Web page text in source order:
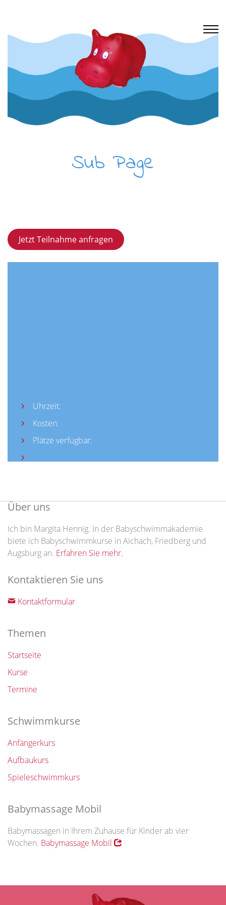
Sub Page
Jetzt Teilnahme anfragen
Uhrzeit:
Kosten:
Plätze verfügbar:
Über uns
Ich bin Margita Hennig. In der Babyschwimmakademie
biete ich Babyschwimmkurse in Aichach, Friedberg und
Augsburg an. Erfahren Sie mehr.
Kontaktieren Sie uns
Kontaktformular
Themen
Startseite
Kurse
Termine
Schwimmkurse
Anfängerkurs
Aufbaukurs
Spieleschwimmkurs
Babymassage Mobil
Babymassagen in Ihrem Zuhause für Kinder ab vier
Wochen. Babymassage Mobil